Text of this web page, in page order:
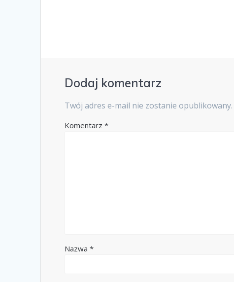
Dodaj komentarz
Twój adres e-mail nie zostanie opublikowany.
Komentarz*
Nazwa*